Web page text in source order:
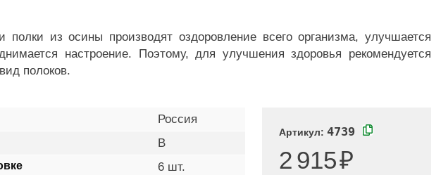
Артикул: 4739
2 915
Россия
B
6 шт.
полки из осины производят оздоровление всего организма, улучшается
настроение. Поэтому, для улучшения здоровья рекомендуется
полоков.